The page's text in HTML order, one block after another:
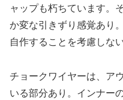
ャップも朽ちています。
か変な引きずり感覚あり
自作することを考慮しな
チョークワイヤーは、ア
いる部分あり。インナー